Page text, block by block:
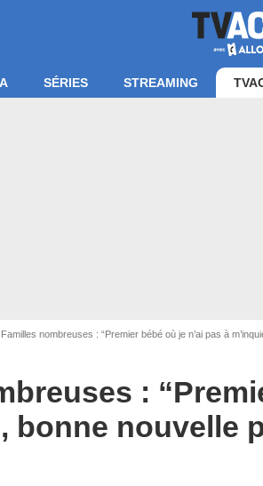
SÉRIES STREAMING
Familles nombreuses : “Premier bébé où je n’ai pas à
:
bonne nouvelle